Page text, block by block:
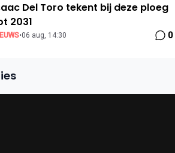
Del Toro tekent bij deze ploeg
2031
•06 aug, 14:30 0